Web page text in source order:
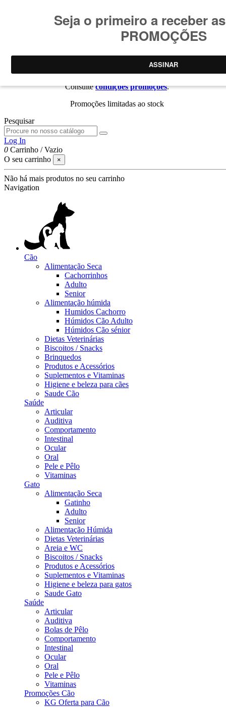
Consultecondições promoções.
Promoções limitadas ao stock
Pesquisar
Log In
0 Carrinho /Vazio
O seu carrinho
×
Não há mais produtos no seu carrinho
Navigation
Cão
Alimentação Seca
Cachorrinhos
Adulto
Senior
Alimentação húmida
Humidos Cachorro
Húmidos Cão Adulto
Húmidos Cão sénior
Dietas Veterinárias
Biscoitos / Snacks
Brinquedos
Produtos e Acessórios
Suplementos e Vitaminas
Higiene e beleza para cães
Saude Cão
Saúde
Articular
Auditiva
Comportamento
Intestinal
Ocular
Oral
Pele e Pêlo
Vitaminas
Gato
Alimentação Seca
Gatinho
Adulto
Senior
Alimentação Húmida
Dietas Veterinárias
Areia e WC
Biscoitos / Snacks
Produtos e Acessórios
Suplementos e Vitaminas
Higiene e beleza para gatos
Saude Gato
Saúde
Articular
Auditiva
Bolas de Pêlo
Comportamento
Intestinal
Ocular
Oral
Pele e Pêlo
Vitaminas
Promoções Cão
KG Oferta para Cão